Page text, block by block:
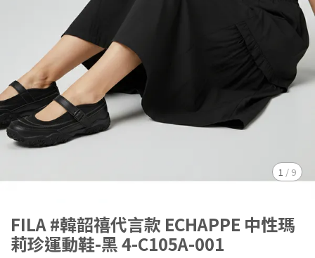
1 / 9
FILA #韓韶禧代言款 ECHAPPE 中性瑪
莉珍運動鞋-黑 4-C105A-001